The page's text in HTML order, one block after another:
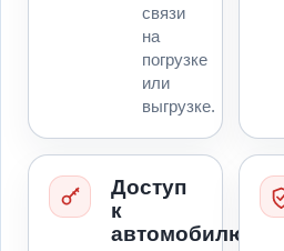
связи
на
погрузке
или
выгрузке.
Доступ
к
автомобилю